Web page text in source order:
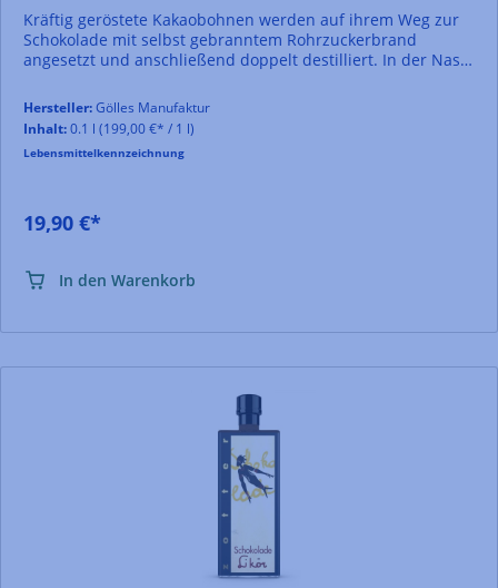
Kräftig geröstete Kakaobohnen werden auf ihrem Weg zur
Schokolade mit selbst gebranntem Rohrzuckerbrand
angesetzt und anschließend doppelt destilliert. In der Nase
Kraft gerösteter Bohnen. Was könnte da besser zu einem
schönen Dessert passen?
Hersteller:Gölles Manufaktur
Inhalt:0.1 l (199,00 €* / 1 l)
Lebensmittelkennzeichnung
19,90 €*
In den Warenkorb